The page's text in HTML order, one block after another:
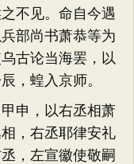
不见。命自今遇
部尚书萧恭等为
古论当海罢，以
，蝗入京师。
申，以右丞相萧
，右丞耶律安礼
，左宣徽使敬嗣